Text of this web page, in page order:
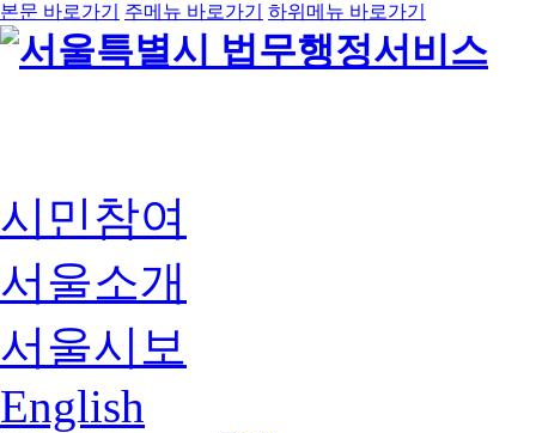
본문 바로가기 주메뉴 바로가기 하위메뉴 바로가기
시민참여
서울소개
서울시보
English